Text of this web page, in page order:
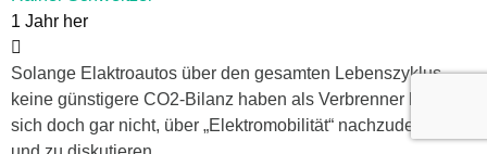
1 Jahr her
Solange Elaktroautos über den gesamten Lebenszyklus
keine günstigere CO2-Bilanz haben als Verbrenner lohnt es
sich doch gar nicht, über „Elektromobilität“ nachzudenken